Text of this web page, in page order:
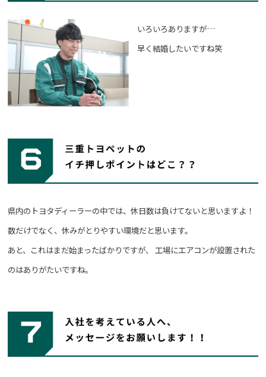
いろいろありますが…
早く結婚したいですね笑
県内のトヨタディーラーの中では、休日数は負けてないと思いますよ！
数だけでなく、休みがとりやすい環境だと思います。
あと、これはまだ始まったばかりですが、
工場にエアコンが設置された
のはありがたいですね。